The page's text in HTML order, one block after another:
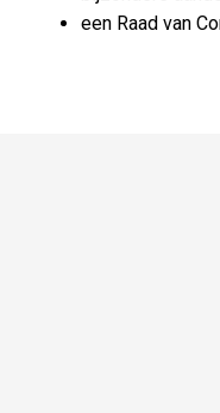
een Raad van